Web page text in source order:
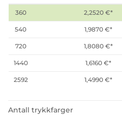
360 2,2520 €*
540 1,9870 €*
720 1,8080 €*
1440 1,6160 €*
2592 1,4990 €*
Antall trykkfarger